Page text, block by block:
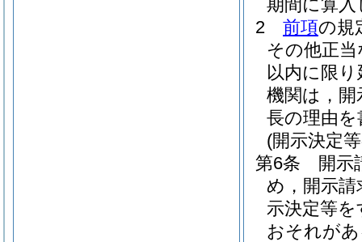
期間に算
2
前項の規
その他正
以内に限
機関は，
長の理由
(開示決定
第6条
開示
め，開示
示決定等
おそれが